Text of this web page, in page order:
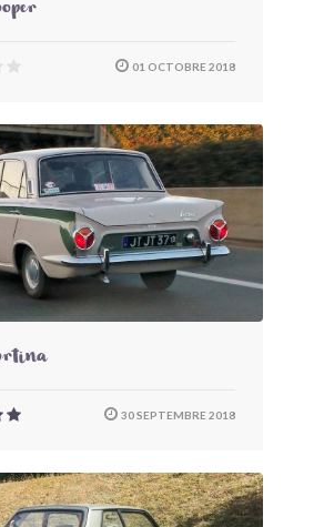
01 OCTOBRE 2018
30 SEPTEMBRE 2018